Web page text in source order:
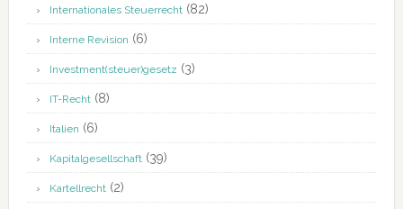
Internationales Steuerrecht(82)
Interne Revision (6)
Investment(steuer)gesetz (3)
IT-Recht(8)
Italien (6)
Kapitalgesellschaft(39)
Kartellrecht(2)